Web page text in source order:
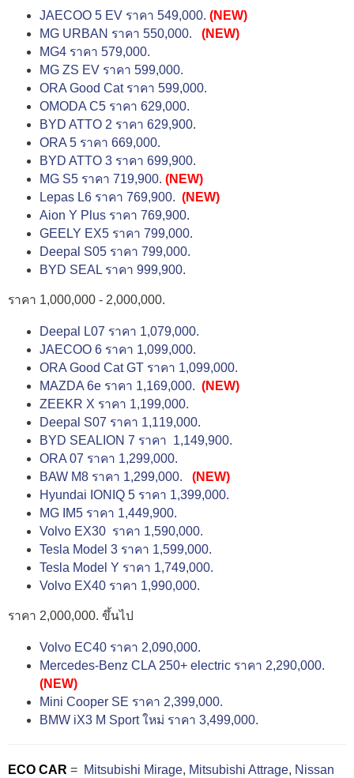
JAECOO 5 EV ราคา 549,000. (NEW)
MG URBAN ราคา 550,000.
(NEW)
MG4 ราคา 579,000.
MG ZS EV ราคา 599,000.
ORA Good Cat ราคา 599,000.
OMODA C5 ราคา 629,000.
BYD ATTO 2 ราคา 629,900.
ORA 5 ราคา 669,000.
BYD ATTO 3 ราคา 699,900.
MG S5 ราคา 719,900. (NEW)
Lepas L6 ราคา 769,900. (NEW)
Aion Y Plus ราคา 769,900.
GEELY EX5 ราคา 799,000.
Deepal S05 ราคา 799,000.
BYD SEAL ราคา 999,900.
ราคา 1,000,000 - 2,000,000.
Deepal L07 ราคา 1,079,000.
JAECOO 6 ราคา 1,099,000.
ORA Good Cat GT ราคา 1,099,000.
MAZDA 6e ราคา 1,169,000. (NEW)
ZEEKR X ราคา 1,199,000.
Deepal S07 ราคา 1,119,000.
BYD SEALION 7 ราคา 1,149,900.
ORA 07 ราคา 1,299,000.
BAW M8 ราคา 1,299,000.
(NEW)
Hyundai IONIQ 5 ราคา 1,399,000.
MG IM5 ราคา 1,449,900.
Volvo EX30 ราคา 1,590,000.
Tesla Model 3 ราคา 1,599,000.
Tesla Model Y ราคา 1,749,000.
Volvo EX40 ราคา 1,990,000.
ราคา 2,000,000. ขึ้นไป
Volvo EC40 ราคา 2,090,000.
Mercedes-Benz CLA 250+ electric ราคา 2,290,000.
(NEW)
Mini Cooper SE ราคา 2,399,000.
BMW iX3 M Sport ใหม่ ราคา 3,499,000.
ECO CAR = Mitsubishi Mirage, Mitsubishi Attrage, Nissan